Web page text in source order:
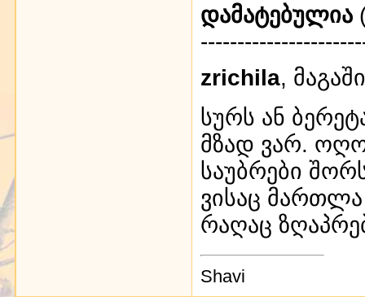
დამატებულია
zrichila,
სურს ან
მზად ვარ.
საუბრები
ვისაც
რაღაც
Shavi